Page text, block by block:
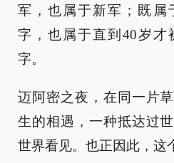
军，也属于新军；既属
字，也属于直到40岁才
字。
迈阿密之夜，在同一片
生的相遇，一种抵达过
世界看见。也正因此，这